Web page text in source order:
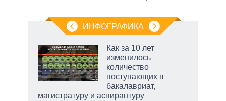
ИНФОГРАФИКА
Как за 10 лет
изменилось
количество
поступающих в
бакалавриат,
магистратуру и аспирантуру